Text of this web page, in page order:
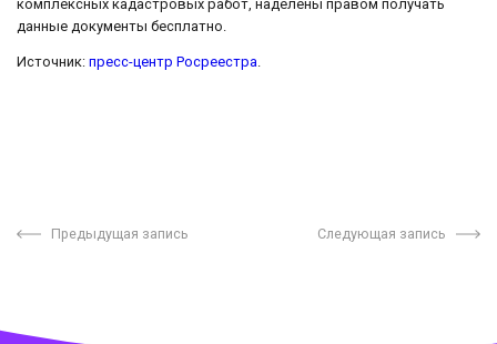
комплексных кадастровых работ, наделены правом получать
данные документы бесплатно.
Источник: пресс-центр Росреестра.
Предыдущая запись Следующая запись